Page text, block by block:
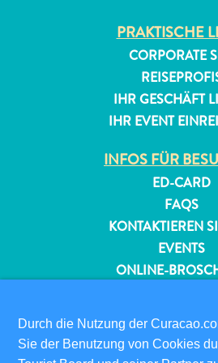
PRAKTISCHE
CORPORATE
IHR GESCHÄFT
IHR EVENT
INFOS FÜR
ED-CARD
FAQS
KONTAKTIEREN
EVENTS
ONLINE-
Durch die Nutzung der
Sie der Benutzung von Cookies